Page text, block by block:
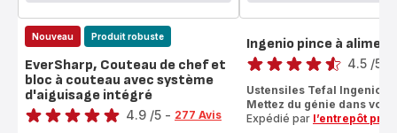
Nouveau Produit robuste
EverSharp, Couteau de chef et
bloc à couteau avec système
d'aiguisage intégré
Note
4.9 /5 - 277 Avis
Ingenio pince à
Note
4.5 /5
Ustensiles Tefal Ingenio
Mettez du génie dans vos
Expédié par l’entrepôt